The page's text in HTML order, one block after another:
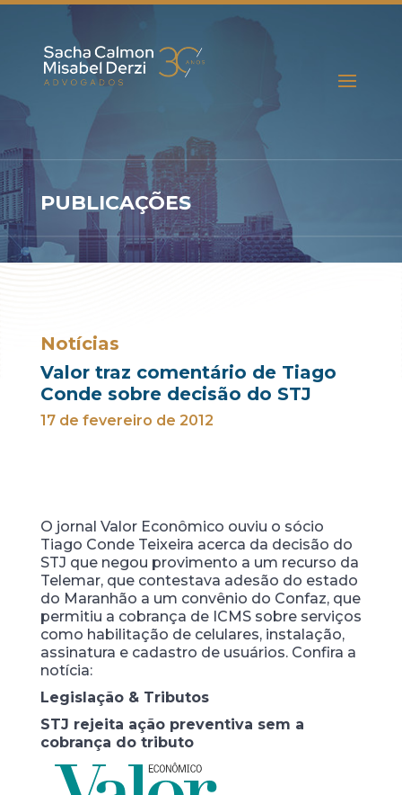
PUBLICAÇÕES
Notícias
Valor traz comentário de Tiago
Conde sobre decisão do STJ
17 de fevereiro de 2012
O jornal Valor Econômico ouviu o sócio
Tiago Conde Teixeira acerca da decisão do
STJ que negou provimento a um recurso da
Telemar, que contestava adesão do estado
do Maranhão a um convênio do Confaz, que
permitiu a cobrança de ICMS sobre serviços
como habilitação de celulares, instalação,
assinatura e cadastro de usuários. Confira a
notícia:
Legislação & Tributos
STJ rejeita ação preventiva sem a
cobrança do tributo